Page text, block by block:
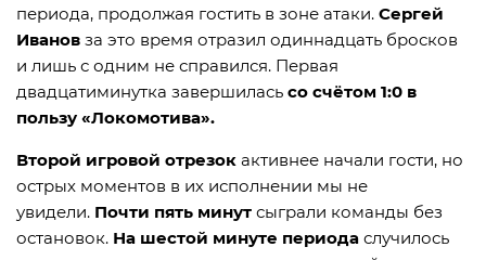
периода, продолжая гостить в зоне атаки. Сергей
Иванов за это время отразил одиннадцать бросков
и лишь с одним не справился. Первая
двадцатиминутка завершилась со счётом 1:0 в
пользу «Локомотива».
Второй игровой отрезок активнее начали гости, но
острых моментов в их исполнении мы не
увидели. Почти пять минут сыграли команды без
остановок. На шестой минуте периода случилось